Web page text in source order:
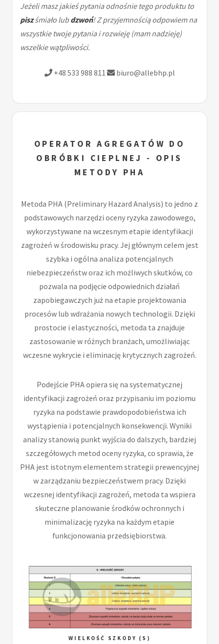
Jeżeli masz jakieś pytania odnośnie tego produktu to
piszśmiało lubdzwoń! Z przyjemnością odpowiem na
wszystkie twoje pytania i rozwieję (mam nadzieję)
wszelkie wątpliwości.
+48 533 988 811 biuro@allebhp.pl
OPERATOR AGREGATÓW DO
OBRÓBKI CIEPLNEJ - OPIS
METODY PHA
Metoda PHA (Preliminary Hazard Analysis) to jedno z
podstawowych narzędzi oceny ryzyka zawodowego,
wykorzystywane na wczesnym etapie identyfikacji
zagrożeń w środowisku pracy. Jej głównym celem jest
szybka i ogólna analiza potencjalnych
niebezpieczeństw oraz ich możliwych skutków, co
pozwala na podjęcie odpowiednich działań
zapobiegawczych już na etapie projektowania
procesów lub wdrażania nowych technologii. Dzięki
prostocie i elastyczności, metoda ta znajduje
zastosowanie w różnych branżach, umożliwiając
wczesne wykrycie i eliminację krytycznych zagrożeń.
Podejście PHA opiera się na systematycznej
identyfikacji zagrożeń oraz przypisaniu im poziomu
ryzyka na podstawie prawdopodobieństwa ich
wystąpienia i potencjalnych konsekwencji. Wyniki
analizy stanowią punkt wyjścia do dalszych, bardziej
szczegółowych metod oceny ryzyka, co sprawia, że
PHA jest istotnym elementem strategii prewencyjnej
w zarządzaniu bezpieczeństwem pracy. Dzięki
wczesnej identyfikacji zagrożeń, metoda ta wspiera
skuteczne planowanie środków ochronnych i
minimalizację ryzyka na każdym etapie
funkcjonowania przedsiębiorstwa.
WIELKOŚĆ SZKODY (S)